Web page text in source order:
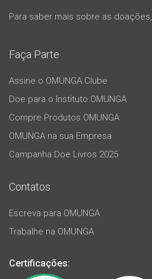
Para saber mais sobre as doações,
Faça Parte
Assine o OMUNGA Clube
Doe para o Instituto OMUNGA
Compre Produtos OMUNGA
OMUNGA na sua Empresa
Campanha Doe Livros 2025
Contatos
Escreva para OMUNGA
Trabalhe na OMUNGA
Certificações: